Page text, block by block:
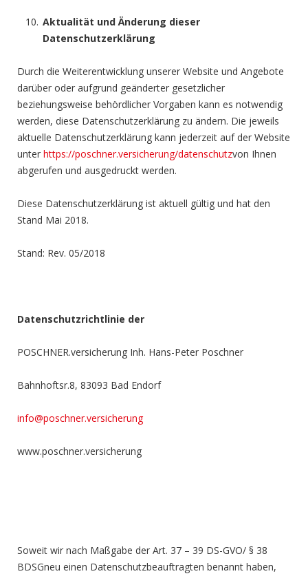
Aktualität und Änderung dieser
Datenschutzerklärung
Durch die Weiterentwicklung unserer Website und Angebote
darüber oder aufgrund geänderter gesetzlicher
beziehungsweise behördlicher Vorgaben kann es notwendig
werden, diese Datenschutzerklärung zu ändern. Die jeweils
aktuelle Datenschutzerklärung kann jederzeit auf der Website
unter https://poschner.versicherung/datenschutzvon Ihnen
abgerufen und ausgedruckt werden.
Diese Datenschutzerklärung ist aktuell gültig und hat den
Stand Mai 2018.
Stand: Rev. 05/2018
Datenschutzrichtlinie der
POSCHNER.versicherung Inh. Hans-Peter Poschner
Bahnhoftsr.8, 83093 Bad Endorf
info@poschner.versicherung
www.poschner.versicherung
Soweit wir nach Maßgabe der Art. 37 – 39 DS-GVO/ § 38
BDSGneu einen Datenschutzbeauftragten benannt haben,